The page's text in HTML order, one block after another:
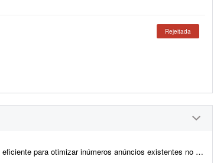
Rejeitada
existentes no Mercado Livre. O trabalho envolve duas frentes principais para garantir a correta...